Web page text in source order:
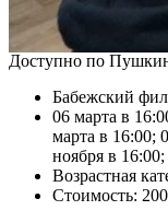
Доступно по
Бабежский
06 марта в
марта в 16:00;
ноября в
Возрастная
Стоимость: